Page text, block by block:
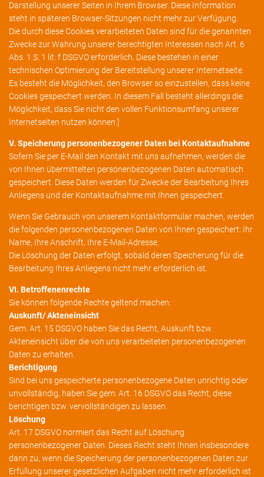
Darstellung unserer Seiten in Ihrem Browser. Diese Information
steht in späteren Browser-Sitzungen nicht mehr zur Verfügung.
Die durch diese Cookies verarbeiteten Daten sind für die genannten
Zwecke zur Wahrung unserer berechtigten Interessen nach Art. 6
Abs. 1 S. 1 lit. f DSGVO erforderlich. Diese bestehen in einer
technischen Optimierung der Bereitstellung unserer Internetseite.
Es besteht die Möglichkeit, den Browser so einzustellen, dass keine
Cookies gespeichert werden. In diesem Fall besteht allerdings die
Möglichkeit, dass Sie nicht den vollen Funktionsumfang unserer
Internetseiten nutzen können.]
V. Speicherung personenbezogener Daten bei Kontaktaufnahme
Sofern Sie per E-Mail den Kontakt mit uns aufnehmen, werden die
von Ihnen übermittelten personenbezogenen Daten automatisch
gespeichert. Diese Daten werden für Zwecke der Bearbeitung Ihres
Anliegens und der Kontaktaufnahme mit Ihnen gespeichert.
Wenn Sie Gebrauch von unserem Kontaktformular machen, werden
die folgenden personenbezogenen Daten von Ihnen gespeichert: Ihr
Name, Ihre Anschrift, Ihre E-Mail-Adresse.
Die Löschung der Daten erfolgt, sobald deren Speicherung für die
Bearbeitung Ihres Anliegens nicht mehr erforderlich ist.
VI. Betroffenenrechte
Sie können folgende Rechte geltend machen:
Auskunft/ Akteneinsicht
Gem. Art. 15 DSGVO haben Sie das Recht, Auskunft bzw.
Akteneinsicht über die von uns verarbeiteten personenbezogenen
Daten zu erhalten.
Berichtigung
Sind bei uns gespeicherte personenbezogene Daten unrichtig oder
unvollständig, haben Sie gem. Art. 16 DSGVO das Recht, diese
berichtigen bzw. vervollständigen zu lassen.
Löschung
Art. 17 DSGVO normiert das Recht auf Löschung
personenbezogener Daten. Dieses Recht steht Ihnen insbesondere
dann zu, wenn die Speicherung der personenbezogenen Daten zur
Erfüllung unserer gesetzlichen Aufgaben nicht mehr erforderlich ist